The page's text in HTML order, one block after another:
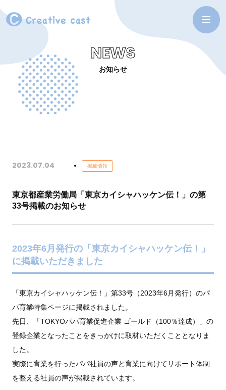
NEWS
お知らせ
2023.07.04 掲載情報
東京都産業労働局「東京カイシャハッケン伝！」の第
33号掲載のお知らせ
2023年6月発行の「東京カイシャハッケン伝！」
に掲載いただきました
「東京カイシャハッケン伝！」第33号（2023年6月発行）のパ
パ育業特集ページに掲載されました。
先日、「TOKYOパパ育業促進企業 ゴールド（100％達成）」の
登録企業となったことをきっかけに取材いただくこととなりま
した。
実際に育業を行ったパパ社員の声と育業に向けてサポート体制
を整える社員の声が掲載されています。